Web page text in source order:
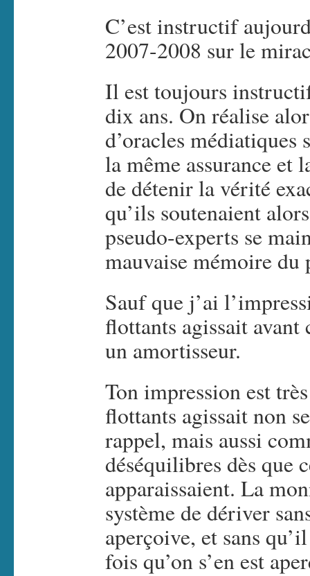
C’est instructif
2007-2008 sur le
Il est toujours
dix ans. On réalise
d’oracles médiatiques
la même assurance et
de détenir la vérité
qu’ils soutenaient
pseudo-experts se
mauvaise mémoire
Sauf que j’ai
flottants agissait
un amortisseur.
Ton impression est
flottants agissait non
rappel, mais aussi
déséquilibres dès que
apparaissaient. La
système de dériver
aperçoive, et sans
fois qu’on s’en est